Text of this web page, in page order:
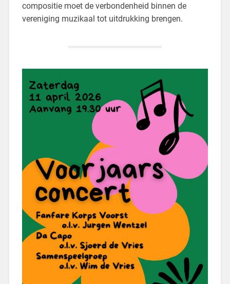
compositie moet de verbondenheid binnen de
vereniging muzikaal tot uitdrukking brengen.